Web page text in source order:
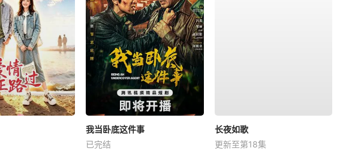
我当卧底这件事
已完结
长夜如歌
更新至第18集